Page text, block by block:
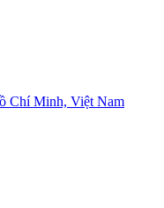
Chí Minh, Việt Nam